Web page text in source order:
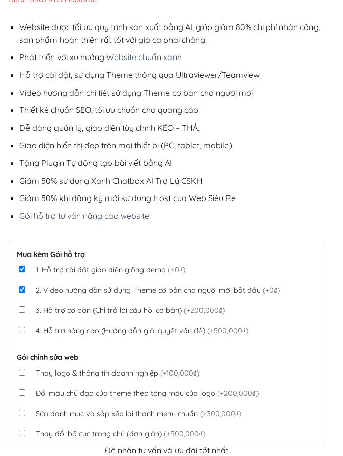
200,000₫.
Website được tối ưu quy trình sản xuất bằng AI, giúp giảm 80% chi phí nhân công,
sản phẩm hoàn thiện rất tốt với giá cả phải chăng.
Phát triển với xu hướng Website chuẩn xanh
Hỗ trợ cài đặt, sử dụng Theme thông qua Ultraviewer/Teamview
Video hướng dẫn chi tiết sử dụng Theme cơ bản cho người mới
Thiết kế chuẩn SEO, tối ưu chuẩn cho quảng cáo.
Dễ dàng quản lý, giao diện tùy chỉnh KÉO – THẢ.
Giao diện hiển thị đẹp trên mọi thiết bị (PC, tablet, mobile).
Tặng Plugin Tự động tạo bài viết bằng AI
Giảm 50% sử dụng Xanh Chatbox AI Trợ Lý CSKH
Giảm 50% khi đăng ký mới sử dụng Host của Web Siêu Rẻ
Gói hỗ trợ tư vấn nâng cao website
Mua kèm Gói hỗ trợ
1. Hỗ trợ cài đặt giao diện giống demo (+0₫)
2. Video hướng dẫn sử dụng Theme cơ bản cho người mới bắt đầu (+0₫)
3. Hỗ trợ cơ bản (Chỉ trả lời câu hỏi cơ bản) (+200,000₫)
4. Hỗ trợ nâng cao (Hướng dẫn giải quyết vấn đề) (+500,000₫)
Gói chỉnh sửa web
Thay logo & thông tin doanh nghiệp (+100,000₫)
Đổi màu chủ đạo của theme theo tông màu của logo (+200,000₫)
Sửa danh mục và sắp xếp lại thanh menu chuẩn (+300,000₫)
Thay đổi bố cục trang chủ (đơn giản) (+500,000₫)
Tích hợp thanh toán QR Code ngân hàng(+100,000₫)
Để nhận tư vấn và ưu đãi tốt nhất